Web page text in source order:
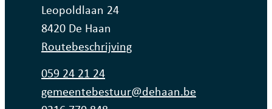
AdresLeopoldlaan 24
,8420 De Haan
Routebeschrijving
059 24 21 24
E-mailgemeentebestuur@dehaan.be